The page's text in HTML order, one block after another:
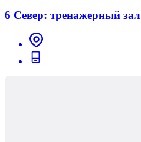
6 Север: тренажерный зал